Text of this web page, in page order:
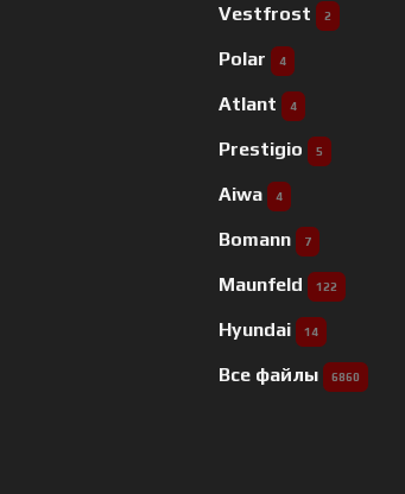
Vestfrost 2
Polar 4
Atlant 4
Prestigio 5
Aiwa 4
Bomann 7
Maunfeld 122
Hyundai 14
Все файлы 6860